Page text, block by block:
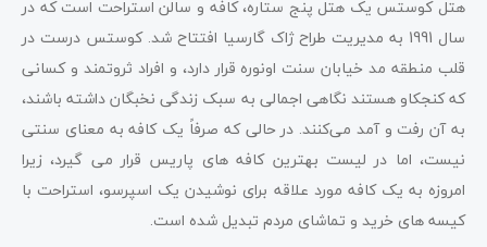
هتل کوستس یک هتل پنج ستاره، کافه و سالن استراحت است که در
سال 1991 به مدیریت طراح ژاک گارسیا افتتاح شد. کوستس درست در
قلب منطقه مد خیابان سنت اونوره قرار دارد، و افراد ثروتمند و کسانی
که کنجکاو هستند نگاهی اجمالی به سبک زندگی نخبگان داشته باشند،
به آن رفت و آمد می‌کنند. در حالی که صرفاً یک کافه به معنای سنتی
نیست، اما در لیست بهترین کافه های پاریس قرار می گیرد، زیرا
امروزه به یک کافه مورد علاقه برای نوشیدن یک اسپرسو، استراحت با
کیسه های خرید و تماشای مردم تبدیل شده است.